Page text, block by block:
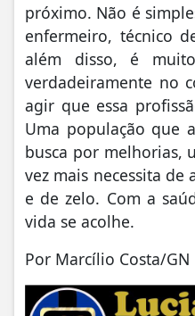
próximo. Não é
enfermeiro, técnico
além disso, é
verdadeiramente no
agir que essa
Uma população que
busca por melhorias,
vez mais necessita
e de zelo. Com a
vida se acolhe.
Por Marcílio Costa/GN